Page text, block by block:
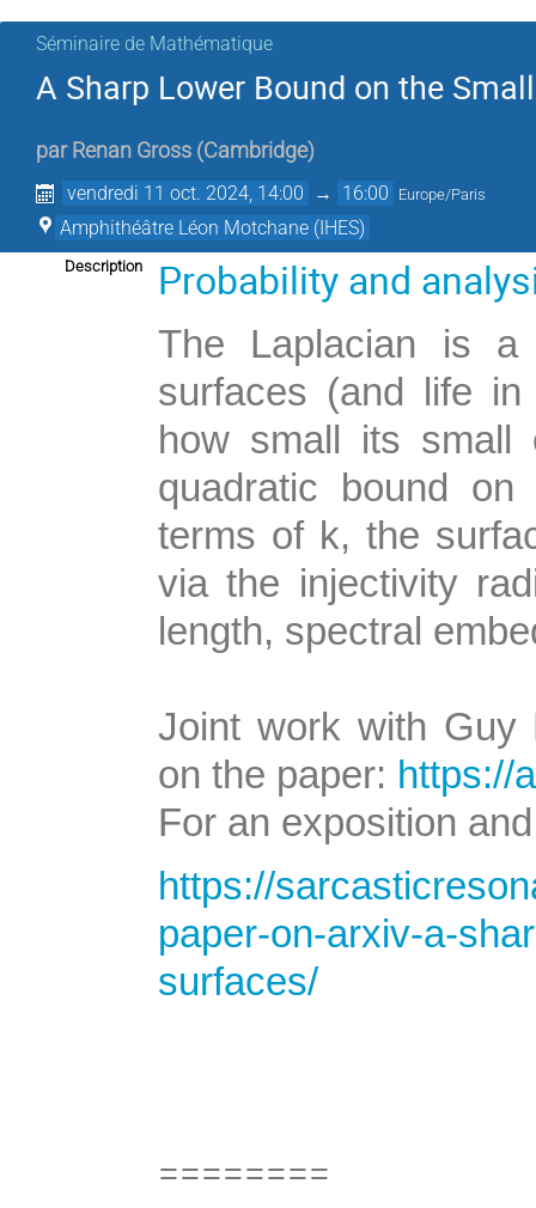
Séminaire de Mathématique
A Sharp Lower Bound on the
par Renan Gross (Cambridge)
vendredi 11 oct. 2024, 14:00 → 16:00 Europe/Paris
Amphithéâtre Léon Motchane (IHES)
Description Probability and
The Laplacian is
surfaces (and life
how small its small
quadratic bound
terms of k, the
via the injectivity
length, spectral
Joint work with Guy
on the paper: https://
For an exposition
https://
paper-on-arxiv-a-
surfaces/
========